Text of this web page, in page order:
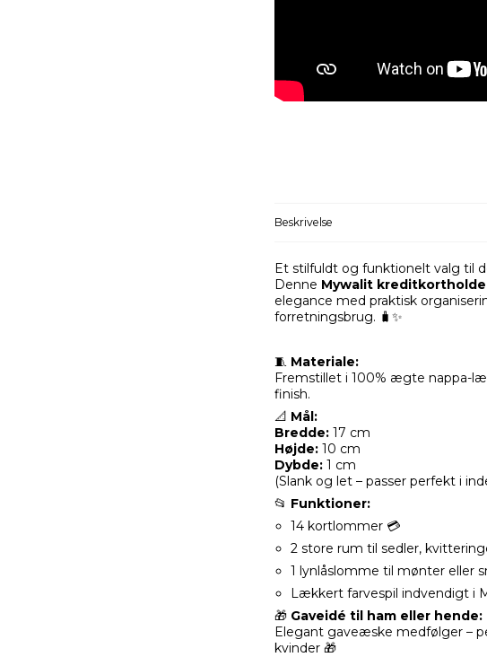
Beskrivelse
Et stilfuldt og funktionelt valg til
Denne Mywalit
elegance med praktisk
forretningsbrug. 🧳✨
🧵 Materiale:
Fremstillet i 100% ægte nappa-
finish.
📐 Mål:
Bredde: 17 cm
Højde: 10 cm
Dybde: 1 cm
(Slank og let – passer perfekt i
📂 Funktioner:
14 kortlommer 💳
2 store rum til sedler,
1 lynlåslomme til mønter eller
Lækkert farvespil indvendigt i
🎁 Gaveidé til ham eller hende:
Elegant gaveæske medfølger –
kvinder 🎁